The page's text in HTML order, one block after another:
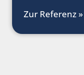
Zur Referenz »